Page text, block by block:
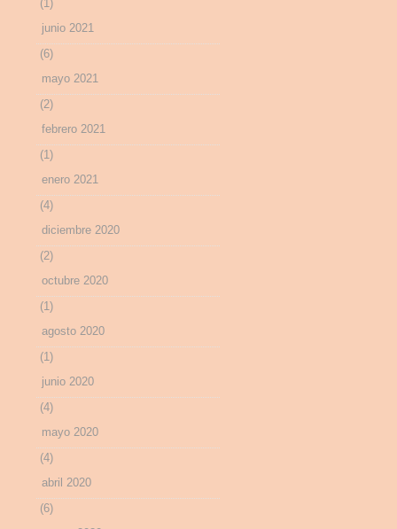
(1)
junio 2021
(6)
mayo 2021
(2)
febrero 2021
(1)
enero 2021
(4)
diciembre 2020
(2)
octubre 2020
(1)
agosto 2020
(1)
junio 2020
(4)
mayo 2020
(4)
abril 2020
(6)